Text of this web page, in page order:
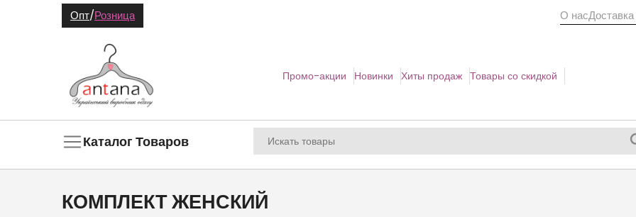
Опт/Розница О нас
Промо-акции Новинки Хиты продаж Товары со скидкой
Каталог Товаров
КОМПЛЕКТ ЖЕНСКИЙ